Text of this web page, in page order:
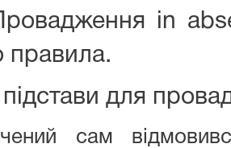
in
правила.
для
сам